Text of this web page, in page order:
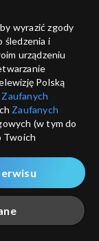
wyrazić zgody
śledzenia i
urządzeniu
Polską
Zaufanych
Zaufanych
(w tym do
Twoich
przez
dalej